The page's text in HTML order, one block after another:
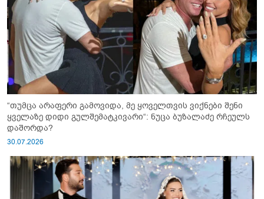
“თუმცა არაფერი გამოვიდა, მე ყოველთვის ვიქნები შენი
ყველაზე დიდი გულშემატკივარი“: ნუცა ბუზალაძე რჩეულს
დაშორდა?
30.07.2026